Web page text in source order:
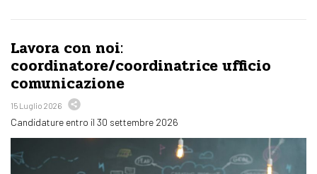
Lavora con noi:
coordinatore/coordinatrice ufficio
comunicazione
15 Luglio 2026
Candidature entro il 30 settembre 2026